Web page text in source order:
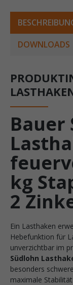
DOWNLOADS
Bauer
kg
2
Ein Lasthaken
Hebefunktion für
unverzichtbar im
Südlohn
besonders
maximale